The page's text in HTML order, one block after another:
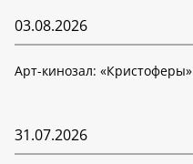
03.08.2026
Арт-кинозал: «Кристоферы»
31.07.2026